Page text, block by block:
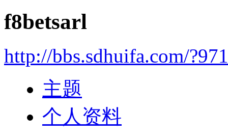
f8betsarl
http://bbs.sdhuifa.com/
主题
个人资料